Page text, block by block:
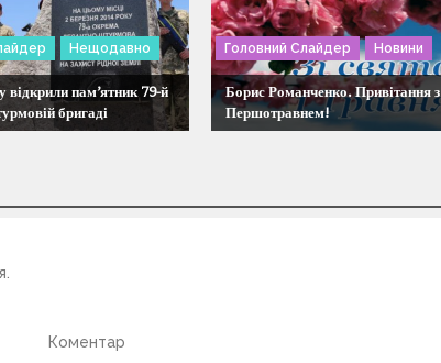
Нещодавно
відкрили пам’ятник 79-й
бригаді
Головний Слайдер Новини
Борис Романченко. Привітання з
Першотравнем!
Коментар